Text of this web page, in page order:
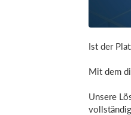
Ist der
Mit dem
Unsere